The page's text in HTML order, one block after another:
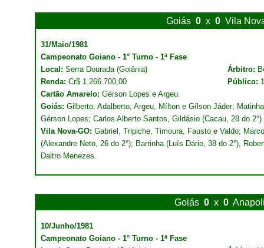
Goiás 0 x 0 Vila
31/Maio/1981
Campeonato Goiano - 1° Turno - 1ª Fase
Local: Serra Dourada (Goiânia) Árbitro:
Renda: Cr$ 1.266.700,00 Público:
Cartão Amarelo: Gérson Lopes e Argeu.
Goiás: Gilberto, Adalberto, Argeu, Mílton e Gílson Jáder;
Gérson Lopes; Carlos Alberto Santos, Gildásio (Cacau, 28 do
Vila Nova-GO: Gabriel, Tripiche, Timoura, Fausto e Valdo;
(Alexandre Neto, 26 do 2°); Barrinha (Luís Dário, 38 do 2°),
Daltro Menezes.
Goiás 0 x 0
10/Junho/1981
Campeonato Goiano - 1° Turno - 1ª Fase